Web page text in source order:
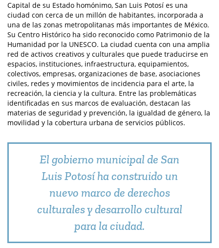
Capital de su Estado homónimo, San Luis Potosí es una
ciudad con cerca de un millón de habitantes, incorporada a
una de las zonas metropolitanas más importantes de México.
Su Centro Histórico ha sido reconocido como Patrimonio de la
Humanidad por la UNESCO. La ciudad cuenta con una amplia
red de activos creativos y culturales que puede traducirse en
espacios, instituciones, infraestructura, equipamientos,
colectivos, empresas, organizaciones de base, asociaciones
civiles, redes y movimientos de incidencia para el arte, la
recreación, la ciencia y la cultura. Entre las problemáticas
identificadas en sus marcos de evaluación, destacan las
materias de seguridad y prevención, la igualdad de género, la
movilidad y la cobertura urbana de servicios públicos.
El gobierno municipal de San
Luis Potosí ha construido un
nuevo marco de derechos
culturales y desarrollo cultural
para la ciudad.